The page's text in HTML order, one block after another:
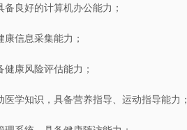
良好的计算机办公能力；
信息采集能力；
康风险评估能力；
学知识，具备营养指导、运动指导能力；